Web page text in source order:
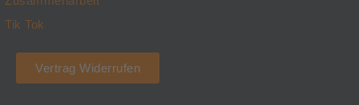
Tik Tok
Vertrag Widerrufen